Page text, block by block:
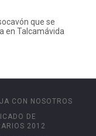
que se
en Talcamávida
CON NOSOTROS
DE
2012